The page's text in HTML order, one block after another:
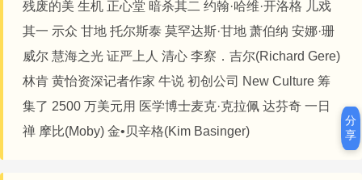
残废的美 生机 正心堂 暗杀其二 约翰·哈维·开洛格 儿戏
其一 示众 甘地 托尔斯泰 莫罕达斯·甘地 萧伯纳 安娜·珊
威尔 慧海之光 证严上人 清心 李察．吉尔(Richard Gere)
林肯 黄怡资深记者作家 牛说 初创公司 New Culture 筹
集了 2500 万美元用 医学博士麦克·克拉佩 达芬奇 一日
禅 摩比(Moby) 金•贝辛格(Kim Basinger)
分
享